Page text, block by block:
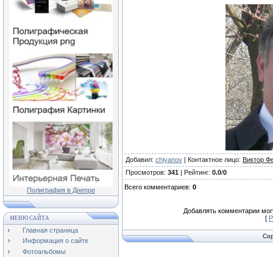
Полиграфия в Днепре
МЕНЮ САЙТА
Главная страница
Информация о сайте
Фотоальбомы
Добавил: chiyanov | Контактное лицо: Виктор
Просмотров: 341 | Рейтинг: 0.0/0
Всего комментариев: 0
Добавлять комментарии
[